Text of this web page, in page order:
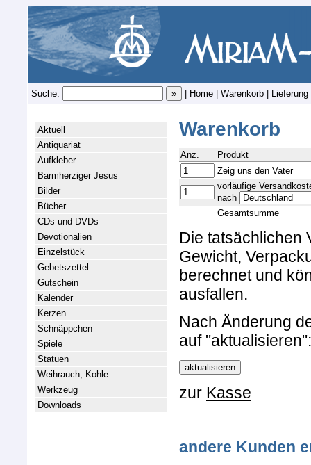
Suche: Home Warenkorb Lieferung
Aktuell
Antiquariat
Aufkleber
Barmherziger Jesus
Bilder
Bücher
CDs und DVDs
Devotionalien
Einzelstück
Gebetszettel
Gutschein
Kalender
Kerzen
Schnäppchen
Spiele
Statuen
Weihrauch, Kohle
Werkzeug
Downloads
Warenkorb
Anz.
Produkt
Zeig uns den Vater
vorläufige
nach
Gesamtsumme
Die tatsächlichen
Gewicht,
berechnet und
ausfallen.
Nach Änderung
auf "aktualisieren":
zur Kasse
andere Kunden